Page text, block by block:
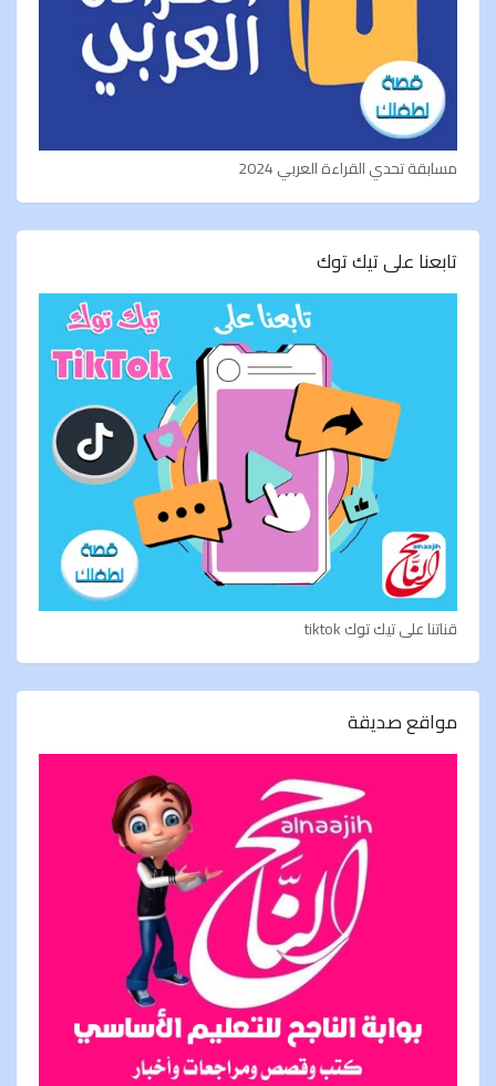
مسابقة تحدي القراءة العربي 2024
تابعنا على تيك توك
قناتنا على تيك توك tiktok
مواقع صديقة